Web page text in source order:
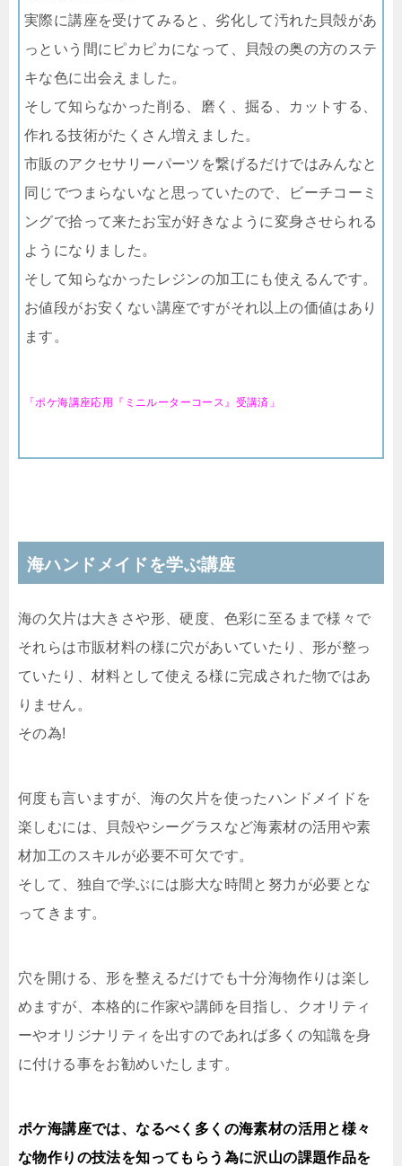
実際に講座を受けてみると、劣化して汚れた貝殻があ
っという間にピカピカになって、貝殻の奥の方のステ
キな色に出会えました。
そして知らなかった削る、磨く、掘る、カットする、
作れる技術がたくさん増えました。
市販のアクセサリーパーツを繋げるだけではみんなと
同じでつまらないなと思っていたので、ビーチコーミ
ングで拾って来たお宝が好きなように変身させられる
ようになりました。
そして知らなかったレジンの加工にも使えるんです。
お値段がお安くない講座ですがそれ以上の価値はあり
ます。
「ポケ海講座応用『ミニルーターコース』受講済」
海ハンドメイドを学ぶ講座
海の欠片は大きさや形、硬度、色彩に至るまで様々で
それらは市販材料の様に穴があいていたり、形が整っ
ていたり、材料として使える様に完成された物ではあ
りません。
その為!
何度も言いますが、海の欠片を使ったハンドメイドを
楽しむには、貝殻やシーグラスなど海素材の活用や素
材加工のスキルが必要不可欠です。
そして、独自で学ぶには膨大な時間と努力が必要とな
ってきます。
穴を開ける、形を整えるだけでも十分海物作りは楽し
めますが、本格的に作家や講師を目指し、クオリティ
ーやオリジナリティを出すのであれば多くの知識を身
に付ける事をお勧めいたします。
ポケ海講座では、なるべく多くの海素材の活用と様々
な物作りの技法を知ってもらう為に沢山の課題作品を